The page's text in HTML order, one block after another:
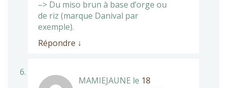
–> Du miso brun à base d’orge ou
de riz (marque Danival par
exemple).
Répondre ↓
MAMIEJAUNE le 18